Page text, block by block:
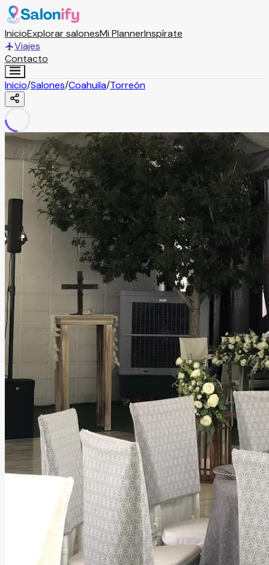
InicioExplorar salonesMi PlannerInspírate
Viajes
Contacto
Inicio/Salones/Coahuila/Torreón